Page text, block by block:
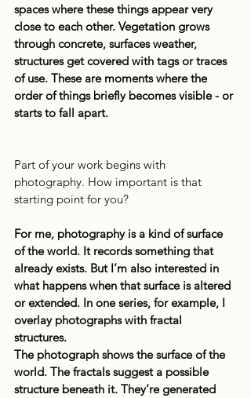
spaces where these things appear very
close to each other. Vegetation grows
through concrete, surfaces weather,
structures get covered with tags or traces
of use. These are moments where the
order of things briefly becomes visible - or
starts to fall apart.
Part of your work begins with
photography. How important is that
starting point for you?
For me, photography is a kind of surface
of the world. It records something that
already exists. But I’m also interested in
what happens when that surface is altered
or extended. In one series, for example, I
overlay photographs with fractal
structures.
The photograph shows the surface of the
world. The fractals suggest a possible
structure beneath it. They’re generated